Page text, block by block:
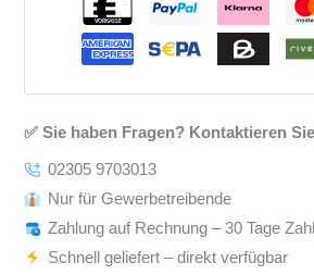
✅ Sie haben Fragen? Kontaktieren
02305 9703013
Nur für Gewerbetreibende
Zahlung auf Rechnung – 30 Tage
Schnell geliefert – direkt verfügbar